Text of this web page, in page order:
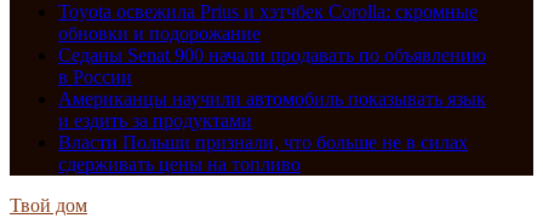
Toyota освежила Prius и хэтчбек Corolla: скромные
обновки и подорожание
Седаны Senat 900 начали продавать по объявлению
в России
Американцы научили автомобиль показывать язык
и ездить за продуктами
Власти Польши признали, что больше не в силах
сдерживать цены на топливо
Твой дом